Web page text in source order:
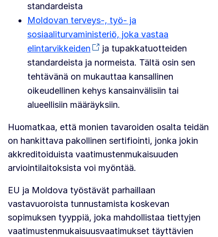
standardeista
Moldovan terveys-, työ- ja
sosiaaliturvaministeriö, joka vastaa
elintarvikkeiden
ja tupakkatuotteiden
standardeista ja normeista. Tältä osin sen
tehtävänä on mukauttaa kansallinen
oikeudellinen kehys kansainvälisiin tai
alueellisiin määräyksiin.
Huomatkaa, että monien tavaroiden osalta teidän
on hankittava pakollinen sertifiointi, jonka jokin
akkreditoiduista vaatimustenmukaisuuden
arviointilaitoksista voi myöntää.
EU ja Moldova työstävät parhaillaan
vastavuoroista tunnustamista koskevan
sopimuksen tyyppiä, joka mahdollistaa tiettyjen
vaatimustenmukaisuusvaatimukset täyttävien